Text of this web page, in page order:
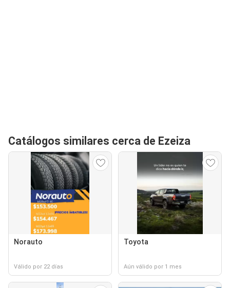
Catálogos similares cerca de Ezeiza
Norauto
Válido por 22 días
Toyota
Aún válido por 1 mes